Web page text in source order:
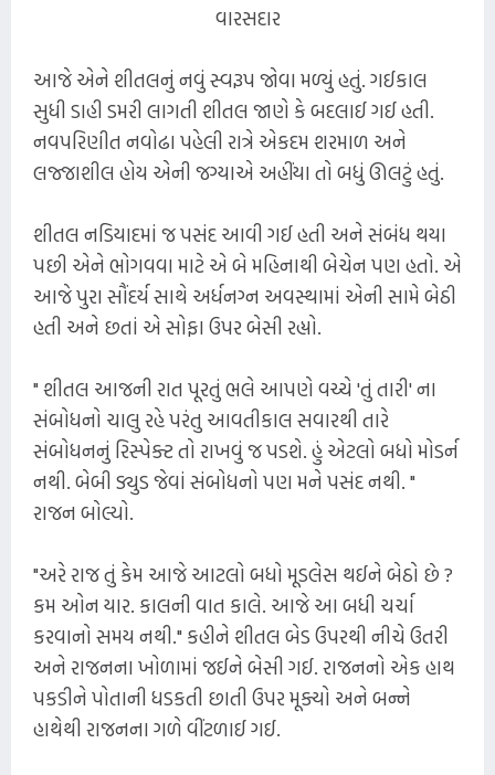
વારસદાર
આજે એને શીતલનું નવું સ્વરૂપ જોવા મળ્યું હતું. ગઈકાલ
સુધી ડાહી ડમરી લાગતી શીતલ જાણે કે બદલાઈ ગઈ હતી.
નવપરિણીત નવોઢા પહેલી રાત્રે એકદમ શરમાળ અને
લજ્જાશીલ હોય એની જગ્યાએ અહીંયા તો બધું ઊલટું હતું.
શીતલ નડિયાદમાં જ પસંદ આવી ગઈ હતી અને સંબંધ થયા
પછી એને ભોગવવા માટે એ બે મહિનાથી બેચેન પણ હતો. એ
આજે પુરા સૌંદર્ય સાથે અર્ધનગ્ન અવસ્થામાં એની સામે બેઠી
હતી અને છતાં એ સોફા ઉપર બેસી રહ્યો.
" શીતલ આજની રાત પૂરતું ભલે આપણે વચ્ચે 'તું તારી' ના
સંબોધનો ચાલુ રહે પરંતુ આવતીકાલ સવારથી તારે
સંબોધનનું રિસ્પેક્ટ તો રાખવું જ પડશે. હું એટલો બધો મોડર્ન
નથી. બેબી ડ્યુડ જેવાં સંબોધનો પણ મને પસંદ નથી. "
રાજન બોલ્યો.
"અરે રાજ તું કેમ આજે આટલો બધો મૂડલેસ થઈને બેઠો છે ?
કમ ઓન યાર. કાલની વાત કાલે. આજે આ બધી ચર્ચા
કરવાનો સમય નથી." કહીને શીતલ બેડ ઉપરથી નીચે ઉતરી
અને રાજનના ખોળામાં જઈને બેસી ગઈ. રાજનનો એક હાથ
પકડીને પોતાની ધડકતી છાતી ઉપર મૂક્યો અને બન્ને
હાથેથી રાજનના ગળે વીંટળાઈ ગઈ.